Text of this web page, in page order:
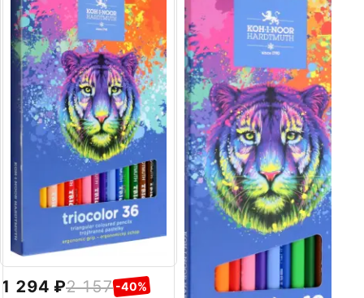
1 294 2 157 -40%